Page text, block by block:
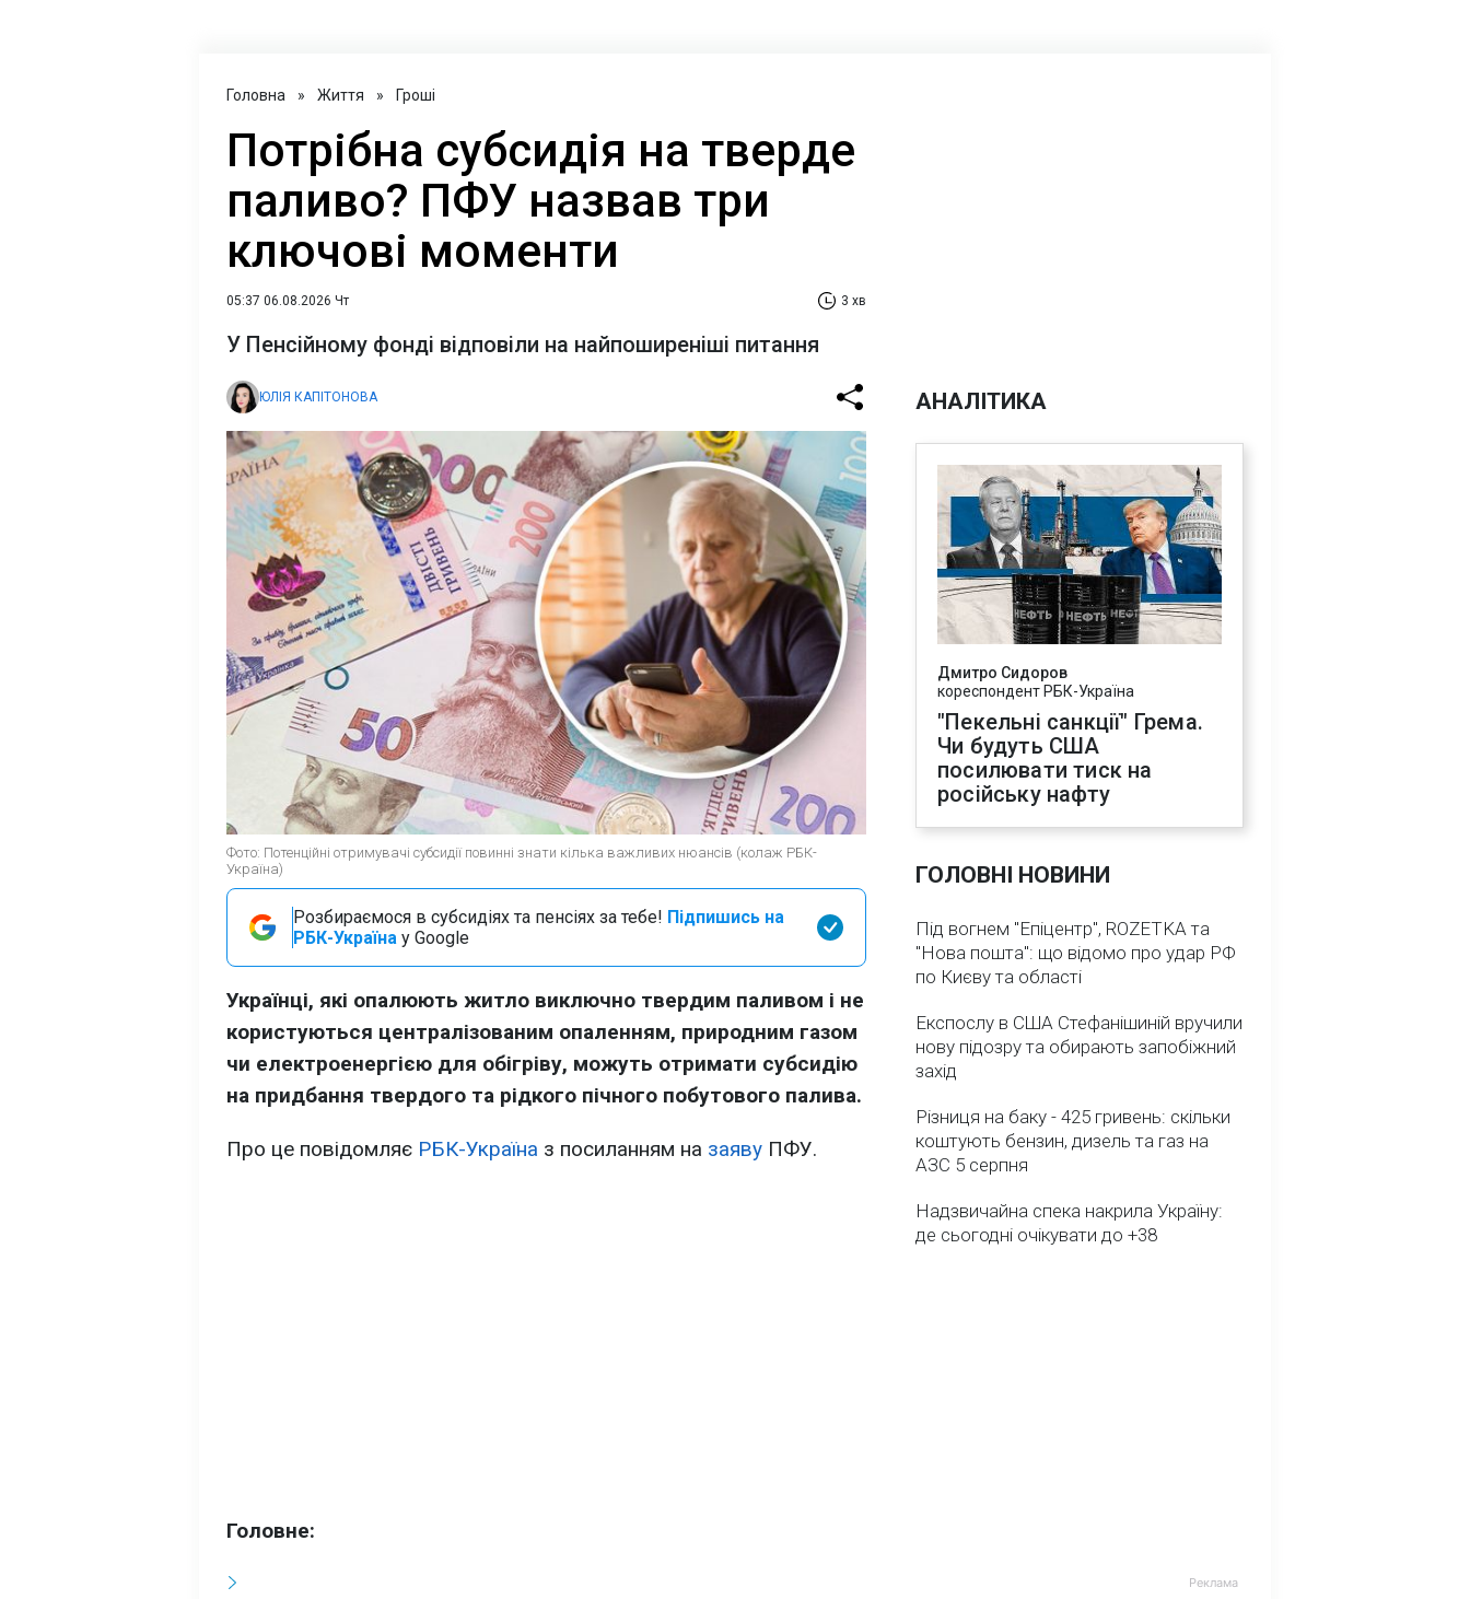
Головна » Життя » Гроші
Потрібна субсидія на тверде
паливо? ПФУ назвав три
ключові моменти
05:37 06.08.2026 Чт 3 хв
У Пенсійному фонді відповіли на найпоширеніші питання
ЮЛІЯ КАПІТОНОВА
Фото: Потенційні отримувачі субсидії повинні знати кілька важливих нюансів (колаж РБК-
Україна)
Розбираємося в субсидіях та пенсіях за тебе! Підпишись на
РБК-Україна у Google
Українці, які опалюють житло виключно твердим паливом і не
користуються централізованим опаленням, природним газом
чи електроенергією для обігріву, можуть отримати субсидію
на придбання твердого та рідкого пічного побутового палива.
Про це повідомляє РБК-Україна з посиланням на заяву ПФУ.
Головне:
АНАЛІТИКА
Дмитро Сидоров
кореспондент РБК-Україна
"Пекельні санкції" Грема.
Чи будуть США
посилювати тиск на
російську нафту
ГОЛОВНІ НОВИНИ
Під вогнем "Епіцентр", ROZETKA та
"Нова пошта": що відомо про удар РФ
по Києву та області
Експослу в США Стефанішиній вручили
нову підозру та обирають запобіжний
захід
Різниця на баку - 425 гривень: скільки
коштують бензин, дизель та газ на
АЗС 5 серпня
Надзвичайна спека накрила Україну:
де сьогодні очікувати до +38